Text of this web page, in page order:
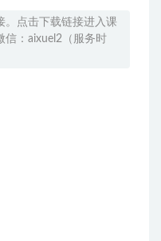
。点击下载链接进入课
信：aixuel2（服务时